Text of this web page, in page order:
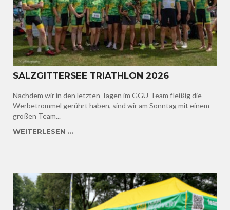
SALZGITTERSEE TRIATHLON 2026
Nachdem wir in den letzten Tagen im GGU-Team fleißig die
Werbetrommel gerührt haben, sind wir am Sonntag mit einem
großen Team...
WEITERLESEN ...